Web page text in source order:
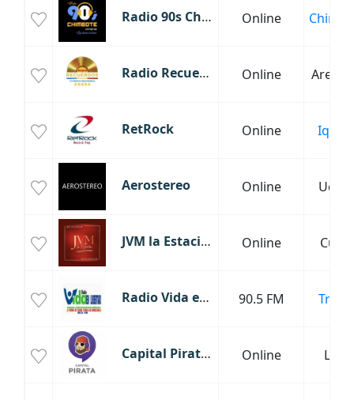
Radio 90s Chimbote Online
Radio Recuerdos Online
RetRock Online
Aerostereo Online
JVM la Estación Online
Radio Vida en Libertad 90.5 FM
Capital Pirata FM Online Lima